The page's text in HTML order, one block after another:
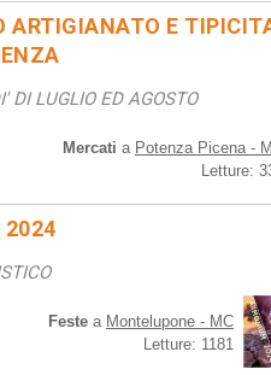
ARTIGIANATO E
DI LUGLIO ED AGOSTO
Mercati a Potenza Picena -
Letture:
2024
Feste a Montelupone - MC
Letture: 1181